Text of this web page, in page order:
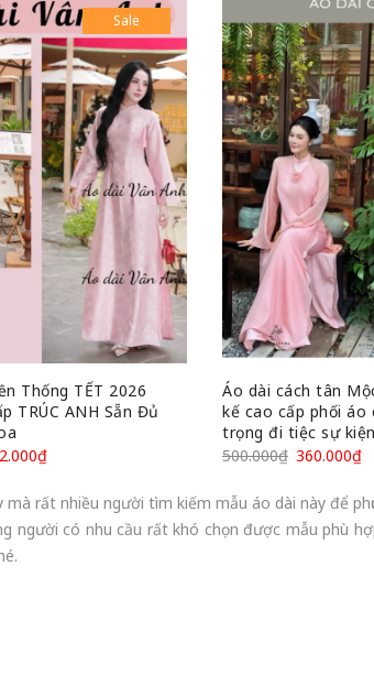
Sale
Thống TẾT 2026
TRÚC ANH Sẵn Đủ
₫
Áo dài cách tân
kế cao cấp phối áo
trọng đi tiệc sự kiện
500.000₫ 360.000₫
rất nhiều người tìm kiếm mẫu áo dài này để
người có nhu cầu rất khó chọn được mẫu phù